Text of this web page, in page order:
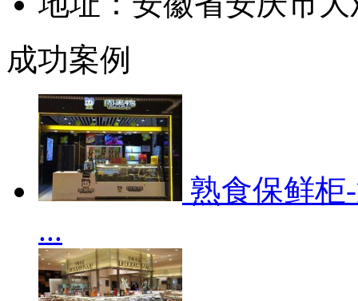
成功案例
熟食保鲜柜
...